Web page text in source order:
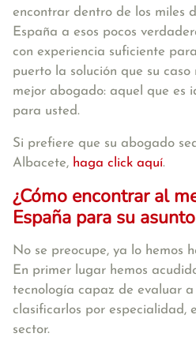
encontrar dentro de los miles
España a esos pocos
con experiencia suficiente
puerto la solución que su caso
mejor abogado: aquel que es
para usted.
Si prefiere que su abogado
Albacete, haga click aquí.
¿Cómo encontrar al
España para su
No se preocupe, ya lo hemos
En primer lugar hemos
tecnología capaz de evaluar
clasificarlos por especialidad,
sector.